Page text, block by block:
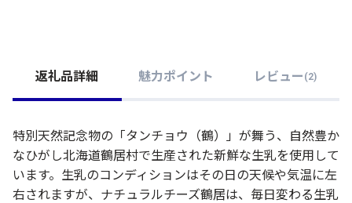
返礼品詳細 魅力ポイント レビュー (2)
特別天然記念物の「タンチョウ（鶴）」が舞う、自然豊か
なひがし北海道鶴居村で生産された新鮮な生乳を使用して
います。生乳のコンディションはその日の天候や気温に左
右されますが、ナチュラルチーズ鶴居は、毎日変わる生乳